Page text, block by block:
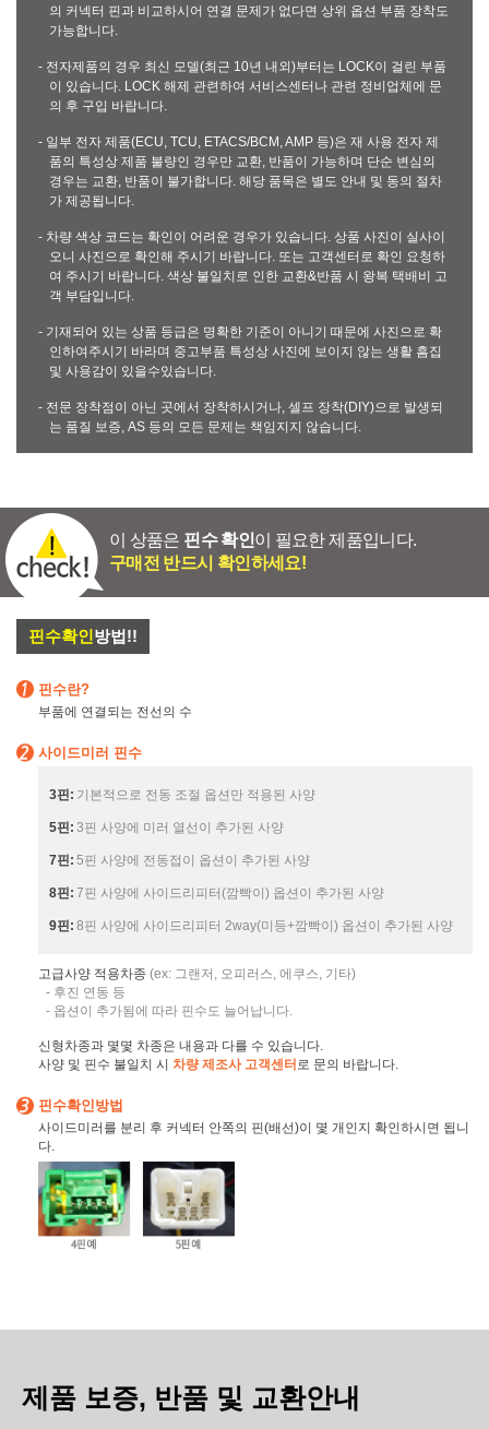
의 커넥터 핀과 비교하시어 연결 문제가 없다면 상위 옵션 부품 장착도
가능합니다.
- 전자제품의 경우 최신 모델(최근 10년 내외)부터는 LOCK이 걸린 부품
이 있습니다. LOCK 해제 관련하여 서비스센터나 관련 정비업체에 문
의 후 구입 바랍니다.
- 일부 전자 제품(ECU, TCU, ETACS/BCM, AMP 등)은 재 사용 전자 제
품의 특성상 제품 불량인 경우만 교환, 반품이 가능하며 단순 변심의
경우는 교환, 반품이 불가합니다. 해당 품목은 별도 안내 및 동의 절차
가 제공됩니다.
- 차량 색상 코드는 확인이 어려운 경우가 있습니다. 상품 사진이 실사이
오니 사진으로 확인해 주시기 바랍니다. 또는 고객센터로 확인 요청하
여 주시기 바랍니다. 색상 불일치로 인한 교환&반품 시 왕복 택배비 고
객 부담입니다.
- 기재되어 있는 상품 등급은 명확한 기준이 아니기 때문에 사진으로 확
인하여주시기 바라며 중고부품 특성상 사진에 보이지 않는 생활 흠집
및 사용감이 있을수있습니다.
- 전문 장착점이 아닌 곳에서 장착하시거나, 셀프 장착(DIY)으로 발생되
는 품질 보증, AS 등의 모든 문제는 책임지지 않습니다.
이 상품은 핀수 확인이 필요한 제품입니다.
구매전 반드시 확인하세요!
핀수확인방법!!
핀수란?
부품에 연결되는 전선의 수
사이드미러 핀수
3핀: 기본적으로 전동 조절 옵션만 적용된 사양
5핀: 3핀 사양에 미러 열선이 추가된 사양
7핀: 5핀 사양에 전동접이 옵션이 추가된 사양
8핀: 7핀 사양에 사이드리피터(깜빡이) 옵션이 추가된 사양
9핀: 8핀 사양에 사이드리피터 2way(미등+깜빡이) 옵션이 추가된 사양
고급사양 적용차종 (ex: 그랜저, 오피러스, 에쿠스, 기타)
- 후진 연동 등
- 옵션이 추가됨에 따라 핀수도 늘어납니다.
신형차종과 몇몇 차종은 내용과 다를 수 있습니다.
사양 및 핀수 불일치 시 차량 제조사 고객센터 로 문의 바랍니다.
핀수확인방법
사이드미러를 분리 후 커넥터 안쪽의 핀(배선)이 몇 개인지 확인하시면 됩니
다.
제품 보증, 반품 및 교환안내